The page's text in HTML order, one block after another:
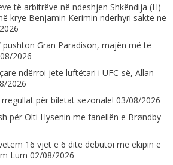
të arbitrëve në ndeshjen Shkëndija (H) –
krye Benjamin Kerimin ndërhyri saktë në
pushton Gran Paradison, majën më të
2026
ndërroi jetë luftëtari i UFC-së, Allan
2026
për biletat sezonale! 03/08/2026
për Olti Hysenin me fanellën e Brøndby
16 vjet e 6 ditë debutoi me ekipin e
Lum 02/08/2026